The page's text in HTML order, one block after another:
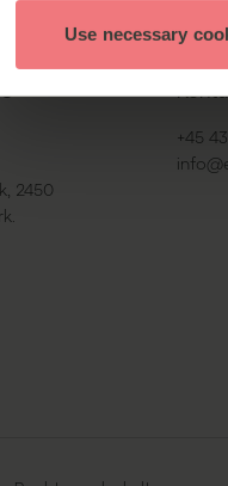
Use necessary
2450
+45